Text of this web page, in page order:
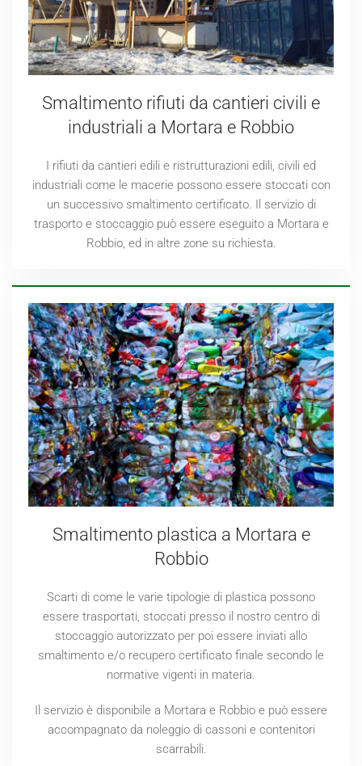
Smaltimento rifiuti da cantieri civili e
industriali a Mortara e Robbio
I rifiuti da cantieri edili e ristrutturazioni edili, civili ed
industriali come le macerie possono essere stoccati con
un successivo smaltimento certificato. Il servizio di
trasporto e stoccaggio può essere eseguito a Mortara e
Robbio, ed in altre zone su richiesta.
Smaltimento plastica a Mortara e
Robbio
Scarti di come le varie tipologie di plastica possono
essere trasportati, stoccati presso il nostro centro di
stoccaggio autorizzato per poi essere inviati allo
smaltimento e/o recupero certificato finale secondo le
normative vigenti in materia.
Il servizio è disponibile a Mortara e Robbio e può essere
accompagnato da noleggio di cassoni e contenitori
scarrabili.